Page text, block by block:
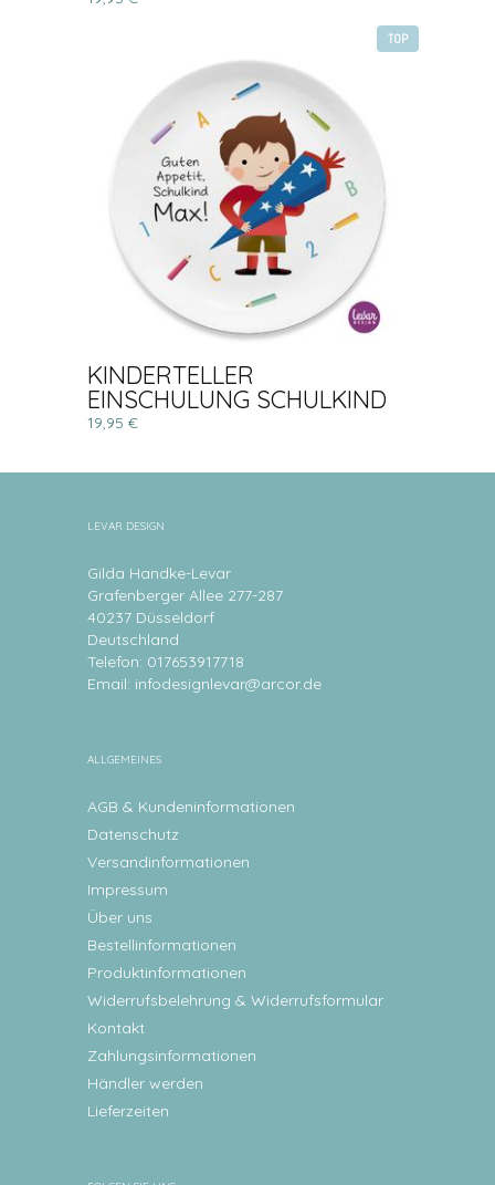
TOP
KINDERTELLER
EINSCHULUNG SCHULKIND
19,95 €
LEVAR DESIGN
Gilda Handke-Levar
Grafenberger Allee 277-287
40237 Düsseldorf
Deutschland
Telefon: 017653917718
Email: infodesignlevar@arcor.de
ALLGEMEINES
AGB & Kundeninformationen
Datenschutz
Versandinformationen
Impressum
Über uns
Bestellinformationen
Produktinformationen
Widerrufsbelehrung & Widerrufsformular
Kontakt
Zahlungsinformationen
Händler werden
Lieferzeiten